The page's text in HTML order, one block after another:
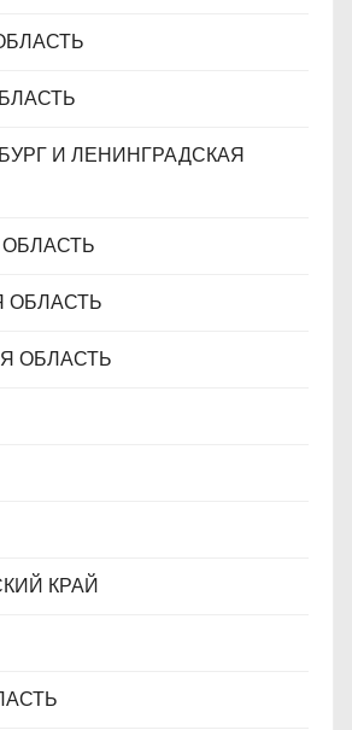
И ЛЕНИНГРАДСКАЯ
ОБЛАСТЬ
ОБЛАСТЬ
КРАЙ